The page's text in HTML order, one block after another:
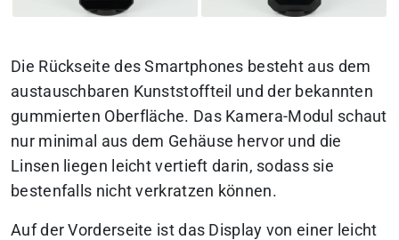
Die Rückseite des Smartphones besteht aus dem
austauschbaren Kunststoffteil und der bekannten
gummierten Oberfläche. Das Kamera-Modul schaut
nur minimal aus dem Gehäuse hervor und die
Linsen liegen leicht vertieft darin, sodass sie
bestenfalls nicht verkratzen können.
Auf der Vorderseite ist das Display von einer leicht